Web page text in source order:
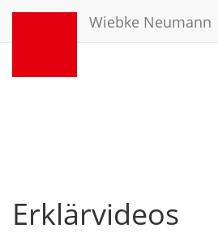
Wiebke Neumann
Erklärvideos